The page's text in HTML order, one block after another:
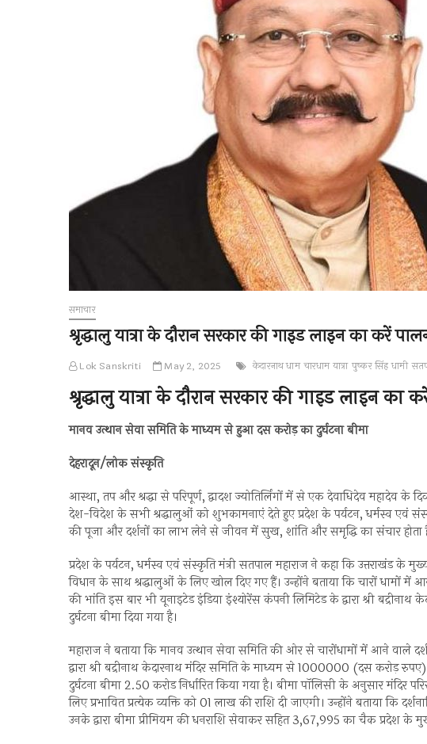
समाचार
श्रृद्धालु यात्रा के दौरान सरकार की गाइड लाइन का करें
Lok Sanskriti May 2, 2025 केदारनाथ धाम चारधाम यात्रा पुष्कर सिंह धामी
श्रृद्धालु यात्रा के दौरान सरकार की गाइड लाइन का
मानव उत्थान सेवा समिति के माध्यम से हुआ दस करोड़ का दुर्घटना बीमा
देहरादून/लोक संस्कृति
आस्था, तप और श्रद्धा से परिपूर्ण, द्वादश ज्योतिर्लिंगों में से एक देवाधिदेव महादेव
देश-विदेश के सभी श्रद्धालुओं को शुभकामनाएं देते हुए प्रदेश के पर्यटन, धर्मस्व एवं
की पूजा और दर्शनों का लाभ लेने से जीवन में सुख, शांति और समृद्धि का संचार होता
प्रदेश के पर्यटन, धर्मस्व एवं संस्कृति मंत्री सतपाल महाराज ने कहा कि उत्तराखंड के
विधान के साथ श्रद्धालुओं के लिए खोल दिए गए हैं। उन्होंने बताया कि चारों धामों में
की भांति इस बार भी यूनाइटेड इंडिया इंश्योरेंस कंपनी लिमिटेड के द्वारा श्री
दुर्घटना बीमा दिया गया है।
महाराज ने बताया कि मानव उत्थान सेवा समिति की ओर से चारोंधामों में आने वाले
द्वारा श्री बद्रीनाथ केदारनाथ मंदिर समिति के माध्यम से 1000000 (दस करोड़
दुर्घटना बीमा 2.50 करोड निर्धारित किया गया है। बीमा पॉलिसी के अनुसार
लिए प्रभावित प्रत्येक व्यक्ति को 01 लाख की राशि दी जाएगी। उन्होंने बताया कि
उनके द्वारा बीमा प्रीमियम की धनराशि सेवाकर सहित 3,67,995 का चैक प्रदेश के